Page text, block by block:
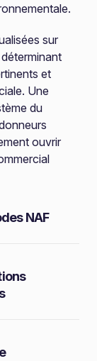
sur
et
Une
du
ouvrir
NAF